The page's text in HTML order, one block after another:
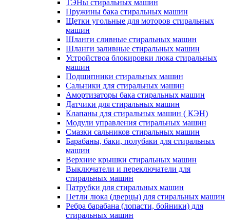
ТЭНы стиральных машин
Пружины бака стиральных машин
Щетки угольные для моторов стиральных
машин
Шланги сливные стиральных машин
Шланги заливные стиральных машин
Устройствоа блокировки люка стиральных
машин
Подшипники стиральных машин
Сальники для стиральных машин
Амортизаторы бака стиральных машин
Датчики для стиральных машин
Клапаны для стиральных машин ( КЭН)
Модули управления стиральных машин
Смазки сальников стиральных машин
Барабаны, баки, полубаки для стиральных
машин
Верхние крышки стиральных машин
Выключатели и переключатели для
стиральных машин
Патрубки для стиральных машин
Петли люка (дверцы) для стиральных машин
Ребра барабана (лопасти, бойники) для
стиральных машин